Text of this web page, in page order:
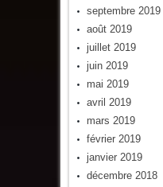
septembre 2019
août 2019
juillet 2019
juin 2019
mai 2019
avril 2019
mars 2019
février 2019
janvier 2019
décembre 2018